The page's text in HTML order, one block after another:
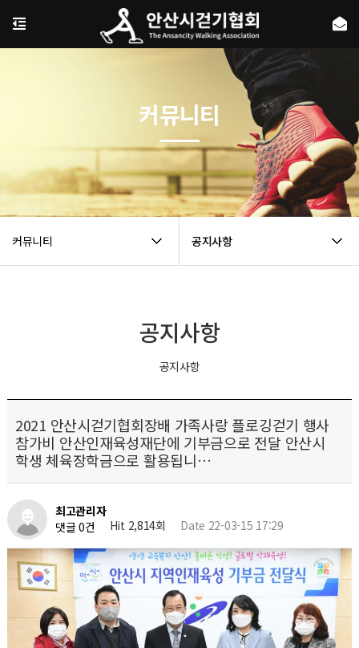
커뮤니티 공지사항
커뮤니티
공지사항
공지사항
2021 안산시걷기협회장배 가족사랑 플로깅걷기 행사
참가비 안산인재육성재단에 기부금으로 전달 안산시
학생 체육장학금으로 활용됩니…
최고관리자
댓글 0건
Hit 2,814회 Date 22-03-15 17:29